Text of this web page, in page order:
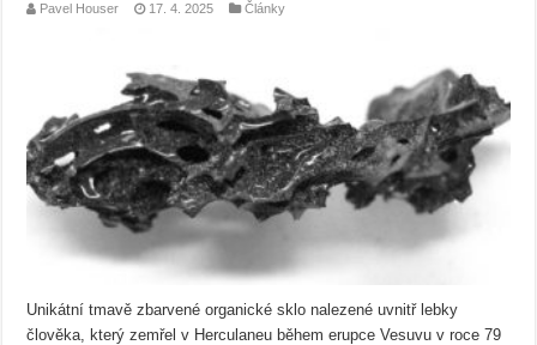
Pavel Houser 17. 4. 2025 Články
Unikátní tmavě zbarvené organické sklo nalezené uvnitř lebky
člověka, který zemřel v Herculaneu během erupce Vesuvu v roce 79